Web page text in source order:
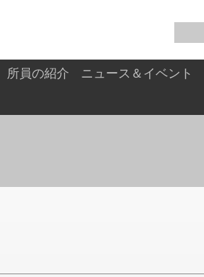
所員の紹介 ニュース＆イベント